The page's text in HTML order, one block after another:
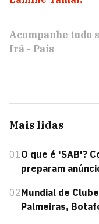
Acompanhe tudo
Irã - País
Mais lidas
01O que é 'SAB'?
preparam
02Mundial de
Palmeiras,